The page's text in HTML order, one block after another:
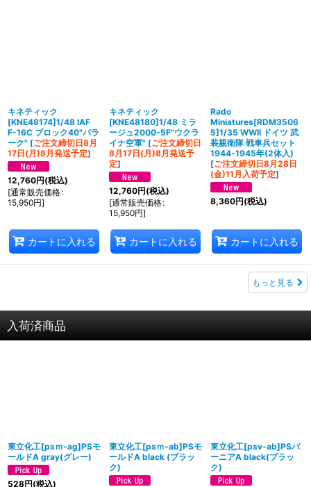
キネティック
[KNE48174]1/48 IAF
F-16C ブロック40"バラ
ーク" [ご注文締切日8月
17日(月)8月発送予定]
12,760円(税込)
[通常販売価格:
15,950円]
カートに入れる
キネティック
[KNE48180]1/48 ミラ
ージュ2000-5F"ウクラ
イナ空軍" [ご注文締切日
8月17日(月)8月発送予
定]
12,760円(税込)
[通常販売価格:
15,950円]
カートに入れる
Rado
Miniatures[RDM3506
5]1/35 WWII ドイツ 武
装親衛隊 戦車兵セット
1944-1945年(2体入)
[ご注文締切日8月28日
(金)11月入荷予定]
8,360円(税込)
カートに入れる
もっと見る
入荷済商品
東立化工[psｍ-ag]PSモ
ールドA gray(グレー)
528円(税込)
東立化工[psｍ-ab]PSモ
ールドA black (ブラッ
ク)
東立化工[psv-ab]PSバ
ーニアA black(ブラッ
ク)